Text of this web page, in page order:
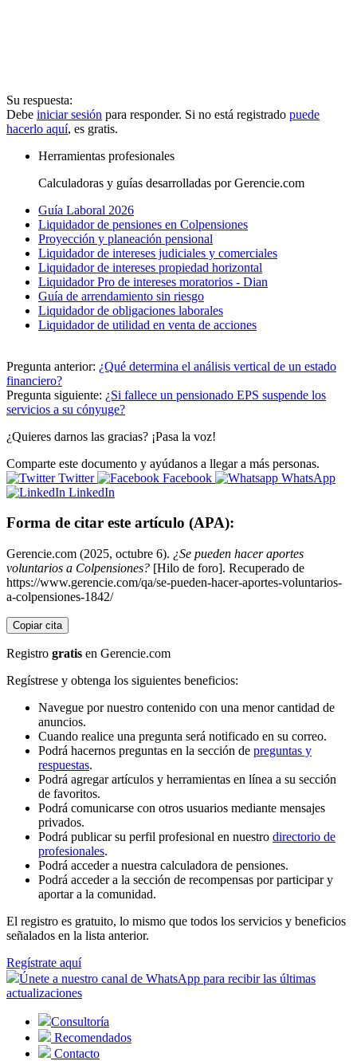
Su respuesta:
Debe iniciar sesión para responder. Si no está registrado puede
hacerlo aquí, es gratis.
Herramientas profesionales
Calculadoras y guías desarrolladas por Gerencie.com
Guía Laboral 2026
Liquidador de pensiones en Colpensiones
Proyección y planeación pensional
Liquidador de intereses judiciales y comerciales
Liquidador de intereses propiedad horizontal
Liquidador Pro de intereses moratorios - Dian
Guía de arrendamiento sin riesgo
Liquidador de obligaciones laborales
Liquidador de utilidad en venta de acciones
Pregunta anterior: ¿Qué determina el análisis vertical de un estado
financiero?
Pregunta siguiente: ¿Si fallece un pensionado EPS suspende los
servicios a su cónyuge?
¿Quieres darnos las gracias? ¡Pasa la voz!
Comparte este documento y ayúdanos a llegar a más personas.
Twitter
Facebook
WhatsApp
LinkedIn
Forma de citar este artículo (APA):
Gerencie.com (2025, octubre 6). ¿Se pueden hacer aportes
voluntarios a Colpensiones? [Hilo de foro]. Recuperado de
https://www.gerencie.com/qa/se-pueden-hacer-aportes-voluntarios-
a-colpensiones-1842/
Copiar cita
Registro gratis en Gerencie.com
Regístrese y obtenga los siguientes beneficios:
Navegue por nuestro contenido con una menor cantidad de
anuncios.
Cuando realice una pregunta será notificado en su correo.
Podrá hacernos preguntas en la sección de preguntas y
respuestas.
Podrá agregar artículos y herramientas en línea a su sección
de favoritos.
Podrá comunicarse con otros usuarios mediante mensajes
privados.
Podrá publicar su perfil profesional en nuestro directorio de
profesionales.
Podrá acceder a nuestra calculadora de pensiones.
Podrá acceder a la sección de recompensas por participar y
aportar a la comunidad.
El registro es gratuito, lo mismo que todos los servicios y beneficios
señalados en la lista anterior.
Regístrate aquí
Únete a nuestro canal de WhatsApp para recibir las últimas
actualizaciones
Consultoría
Recomendados
Contacto